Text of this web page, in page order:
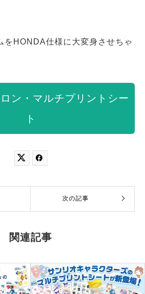
をHONDA仕様に大変身させちゃ
ン・マルチプリントシー
ト
 
次の記事
関連記事